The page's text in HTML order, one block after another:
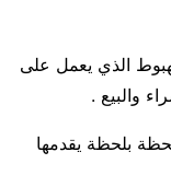
الذي يعمل على
والبيع .
بلحظة يقدمها